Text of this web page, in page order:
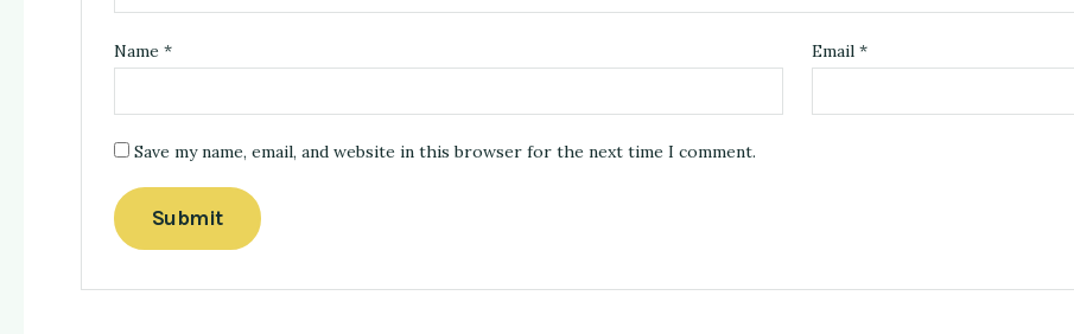
Name * Email *
Save my name, email, and website in this browser for the next time I comment.